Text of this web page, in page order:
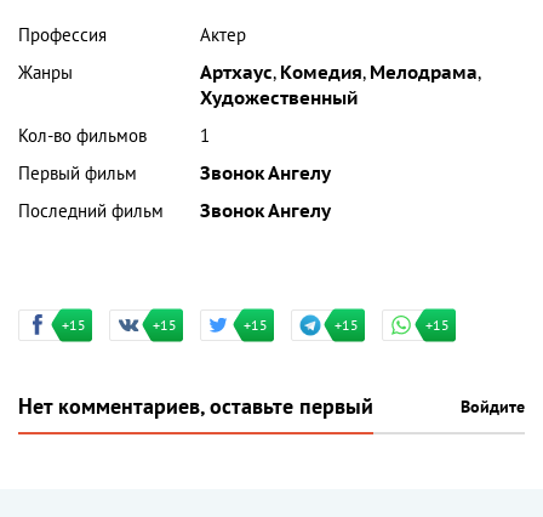
Профессия
Актер
Жанры
Артхаус, Комедия, Мелодрама,
Художественный
Кол-во фильмов
1
Первый фильм
Звонок Ангелу
Последний фильм
Звонок Ангелу
+15 +15 +15 +15 +15
Нет комментариев, оставьте первый Войдите